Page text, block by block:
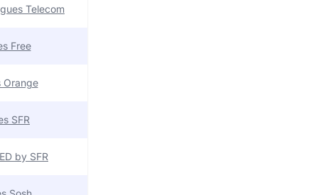
Telecom
Free
Orange
SFR
by SFR